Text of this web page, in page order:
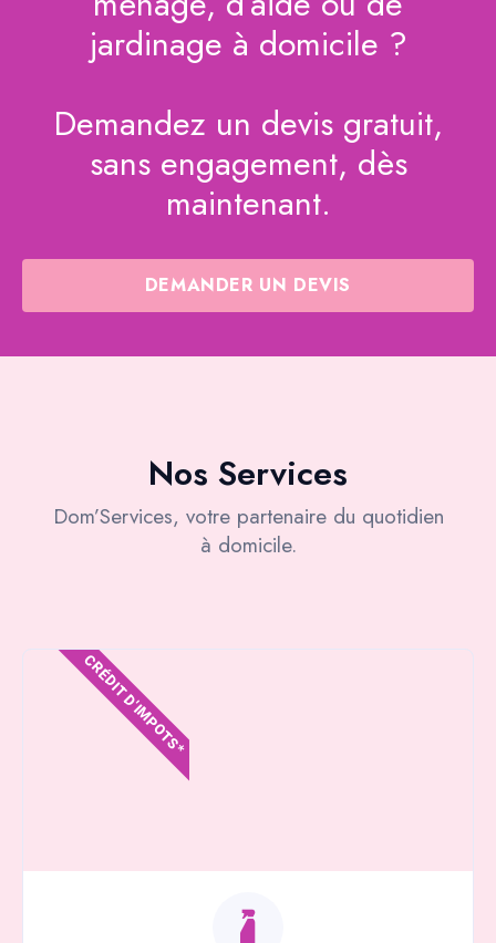
jardinage à domicile ?
Demandez un devis gratuit,
sans engagement, dès
maintenant.
DEMANDER UN DEVIS
Nos Services
Dom’Services, votre partenaire du quotidien
à domicile.
CRÉDIT D'IMPOTS*